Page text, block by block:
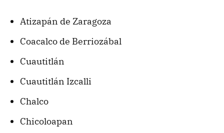
Atizapán de Zaragoza
Coacalco de Berriozábal
Cuautitlán
Cuautitlán Izcalli
Chalco
Chicoloapan